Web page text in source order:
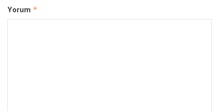
Yorum *